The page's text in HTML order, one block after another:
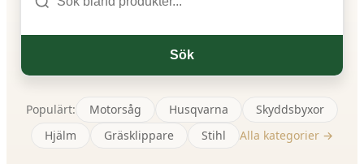
Sök
Populärt: Motorsåg Husqvarna
Skyddsbyxor
Hjälm
Gräsklippare Stihl Alla kategorier →